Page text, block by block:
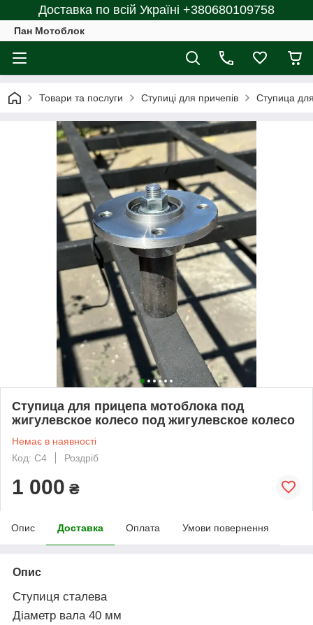
Доставка по всій Україні +380680109758
Пан Мотоблок
Товари та послуги Ступиці для причепів Ступица
Ступица для прицепа мотоблока под
жигулевское колесо под жигулевское колесо
Немає в наявності
Код: С4
Роздріб
1 000 ₴
Опис Доставка Оплата Умови повернення
Опис
Ступиця сталева
Діаметр вала 40 мм